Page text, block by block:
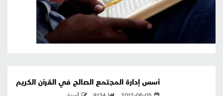
أسس إدارة المجتمع الصالح في القرآن الكريم
2012-06-05
9134 أسرة